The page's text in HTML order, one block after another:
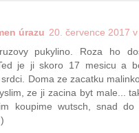
úrazu 20. července 2017
pukylino. Roza ho
je ji skoro 17 mesicu a
Doma ze zacatku
ze ji zacina byt male...
koupime wutsch, snad